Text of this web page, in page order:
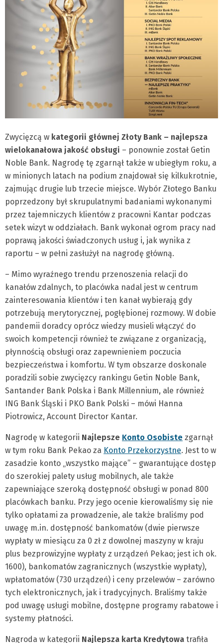
Zwycięzcą w kategorii głównej Złoty Bank – najlepsza
wielokanałowa jakość obsługi – ponownie został Getin
Noble Bank. Nagrodę tę zgarnął także w ubiegłym roku, a
w minionych latach na podium znajdował się kilkukrotnie,
zajmując drugie lub trzecie miejsce. Wybór Złotego Banku
poprzedzony był skrupulatnymi badaniami wykonanymi
przez tajemniczych klientów z pracowni Kantar podczas
setek wizyt w oddziałach. Bank wykonał ogrom pracy nad
poprawą jakości świadczonych usług i, jak wynika z
raportu – w pełni zasłużył na nagrodę główną.
– Mimo wyraźnego trendu przenoszenia relacji do
kanałów zdalnych, to placówka nadal jest w centrum
zainteresowania klientów i ten kanał wybierają gdy
potrzebują merytorycznej, pogłębionej rozmowy. W dobie
pandemii doradcy oprócz wiedzy musieli włączyć do
swoich kompetencji również te związane z organizacją,
płynnością obsługi oraz zapewnieniem poczucia
bezpieczeństwa i komfortu. W tym obszarze doskonale
poradzili sobie zwycięzcy rankingu Getin Noble Bank,
Santander Bank Polska i Bank Millennium, ale również
ING Bank Śląski i PKO Bank Polski – mówi Hanna
Piotrowicz, Account Director Kantar.
Nagrodę w kategorii Najlepsze Konto Osobiste zgarnął
w tym roku Bank Pekao za Konto Przekorzystne. Jest to w
zasadzie konto „wszystko mające” – gwarantujące dostęp
do szerokiej palety usług mobilnych, ale także
zapewniające szeroką dostępność obsługi w ponad 800
placówkach banku. Przy jego ocenie kierowaliśmy się nie
tylko opłatami za prowadzenie, ale także braliśmy pod
uwagę m.in. dostępność bankomatów (dwie pierwsze
wypłaty w miesiącu za 0 zł z dowolnej maszyny w kraju
plus bezprowizyjne wypłaty z urządzeń Pekao; jest ich ok.
1600), bankomatów zagranicznych (wszystkie wypłaty),
wpłatomatów (730 urządzeń) i ceny przelewów – zarówno
tych elektronicznych, jak i tradycyjnych. Braliśmy także
pod uwagę usługi mobilne, dostępne programy rabatowe i
systemy płatności.
Nagroda w kategorii Najlepsza karta Kredytowa trafiła